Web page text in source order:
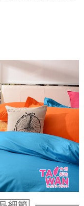
有效，需透過AFTEE先享
面顯示為準，若有關於
請聯繫「AFTEE先享後付
support/home
先享後付」服務完成之交
交易相關給付款項請求債
人之同意方可使用
失，本公司不負相關責
之用戶狀況，依本公司即
形，本公司將視審查結果
若發現惡意使用之情形，
度並採取法律行動。